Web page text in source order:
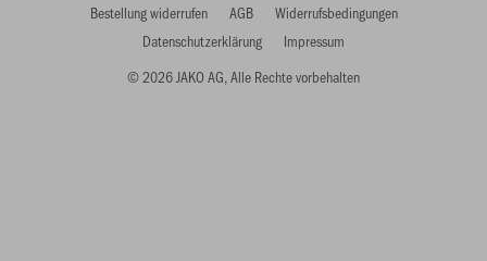
© 2026 JAKO AG, Alle Rechte vorbehalten
Bestellung widerrufen AGB
Widerrufsbedingungen
Datenschutzerklärung
Impressum